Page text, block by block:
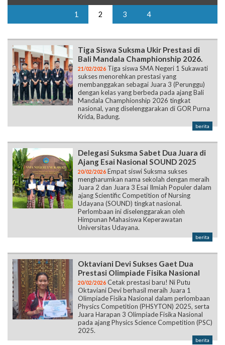
1 2 3 4
Tiga Siswa Suksma Ukir Prestasi di
Bali Mandala Champhionship 2026.
21/02/2026 Tiga siswa SMA Negeri 1 Sukawati
sukses menorehkan prestasi yang
membanggakan sebagai Juara 3 (Perunggu)
dengan kelas yang berbeda pada ajang Bali
Mandala Champhionship 2026 tingkat
nasional, yang diselenggarakan di GOR Purna
Krida, Badung.
berita
Delegasi Suksma Sabet Dua Juara di
Ajang Esai Nasional SOUND 2025
20/02/2026 Empat siswi Suksma sukses
mengharumkan nama sekolah dengan meraih
Juara 2 dan Juara 3 Esai Ilmiah Populer dalam
ajang Scientific Competition of Nursing
Udayana (SOUND) tingkat nasional.
Perlombaan ini diselenggarakan oleh
Himpunan Mahasiswa Keperawatan
Universitas Udayana.
berita
Oktaviani Devi Sukses Gaet Dua
Prestasi Olimpiade Fisika Nasional
20/02/2026 Cetak prestasi baru! Ni Putu
Oktaviani Devi berhasil meraih Juara 1
Olimpiade Fisika Nasional dalam perlombaan
Physics Competition (PHSYTON) 2025, serta
Juara Harapan 3 Olimpiade Fisika Nasional
pada ajang Physics Science Competition (PSC)
2025.
berita